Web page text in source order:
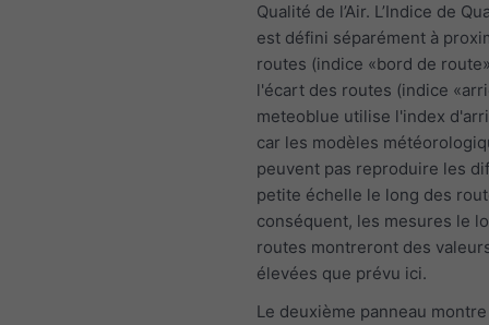
Qualité de l’Air. L’Indice de
est défini séparément à
routes (indice «bord de
l'écart des routes (indice
meteoblue utilise l'index
car les modèles
peuvent pas reproduire les
petite échelle le long des
conséquent, les mesures le
routes montreront des
élevées que prévu ici.
Le deuxième panneau